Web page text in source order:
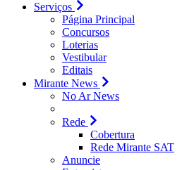
Serviços
Página Principal
Concursos
Loterias
Vestibular
Editais
Mirante News
No Ar News
Rede
Cobertura
Rede Mirante SAT
Anuncie